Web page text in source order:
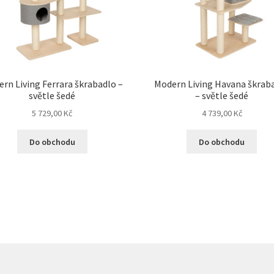
Living Ferrara škrabadlo –
světle šedé
5 729,00Kč
Do obchodu
Modern Living Havana
– světle šedé
4 739,00Kč
Do obchodu